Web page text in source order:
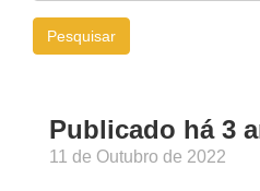
Pesquisar
Publicado há 3
11 de Outubro de 2022